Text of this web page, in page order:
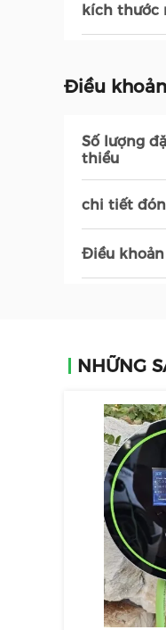
kích thước
Điều
Số lượng
thiểu
chi tiết
Điều